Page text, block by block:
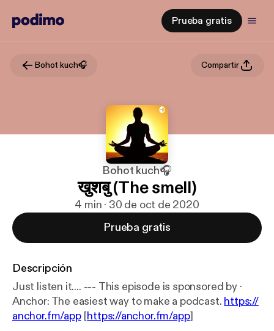
Prueba gratis
Bohot kuch🎧 Compartir
Bohot kuch🎧
खुशबु (The smell)
4 min · 30 de oct de 2020
Prueba gratis
Descripción
Just listen it.... --- This episode is sponsored by ·
Anchor: The easiest way to make a podcast. https://
anchor.fm/app[https://anchor.fm/app]